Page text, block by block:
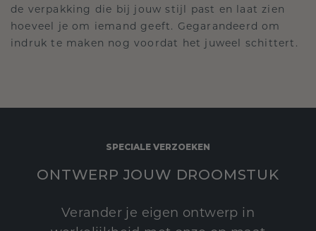
de verpakking die bij jouw stijl past en laat zien
hoeveel je om iemand geeft. Gegarandeerd om
indruk te maken nog voordat het juweel schittert.
SPECIALE VERZOEKEN
ONTWERP JOUW DROOMSTUK
Verander je eigen ontwerp in